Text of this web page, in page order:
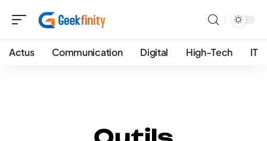
Actus Communication Digital High-Tech IT